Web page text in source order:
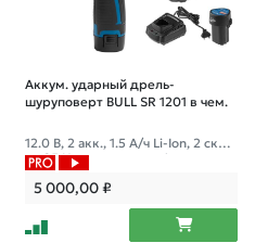
Аккум. ударный дрель-
шуруповерт BULL SR 1201 в чем.
12.0 В, 2 акк., 1.5 А/ч Li-Ion, 2 ско
р., 25 Нм, шурупы до 6 мм
5 000,00₽